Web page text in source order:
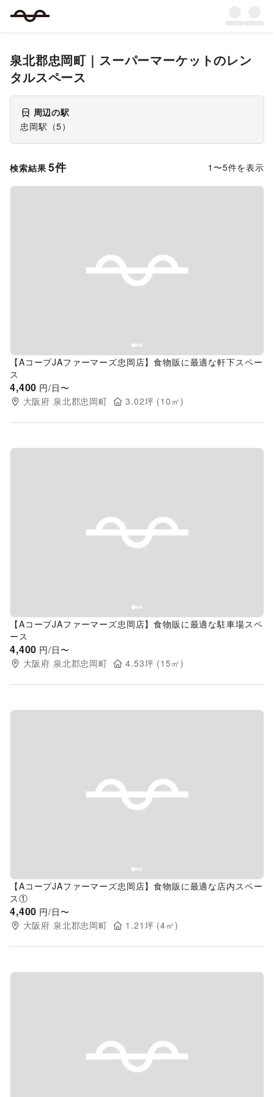
泉北郡忠岡町 ｜ スーパーマーケットのレン
タルスペース
周辺の駅
忠岡駅 （5）
検索結果 5件 1 〜5件を表示
Previous slide
【AコープJAファーマーズ忠岡店】食物販に最適な軒下スペー
ス
4,400 円/日〜
大阪府 泉北郡忠岡町 3.02坪 (10 ㎡)
Previous slide
【AコープJAファーマーズ忠岡店】食物販に最適な駐車場スペ
ース
4,400 円/日〜
大阪府 泉北郡忠岡町 4.53坪 (15 ㎡)
Previous slide
【AコープJAファーマーズ忠岡店】食物販に最適な店内スペー
ス①
4,400 円/日〜
大阪府 泉北郡忠岡町 1.21 坪 (4㎡)
Previous slide